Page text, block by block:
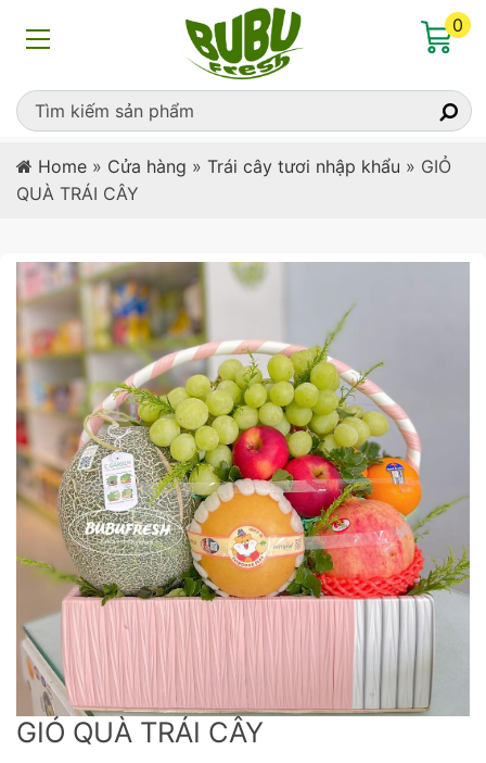
0
Home » Cửa hàng » Trái cây tươi nhập khẩu » GIỎ
QUÀ TRÁI CÂY
GIỎ QUÀ TRÁI CÂY